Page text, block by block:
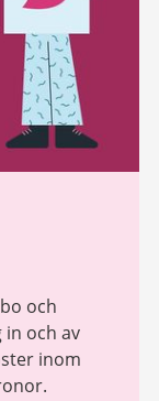
och
in och av
inom